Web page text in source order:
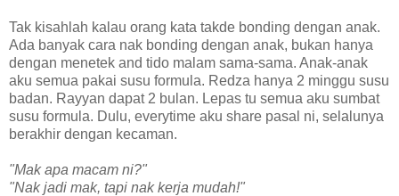
Tak kisahlah kalau orang kata takde bonding dengan anak.
Ada banyak cara nak bonding dengan anak, bukan hanya
dengan menetek and tido malam sama-sama. Anak-anak
aku semua pakai susu formula. Redza hanya 2 minggu susu
badan. Rayyan dapat 2 bulan. Lepas tu semua aku sumbat
susu formula. Dulu, everytime aku share pasal ni, selalunya
berakhir dengan kecaman.
"Mak apa macam ni?"
"Nak jadi mak, tapi nak kerja mudah!"